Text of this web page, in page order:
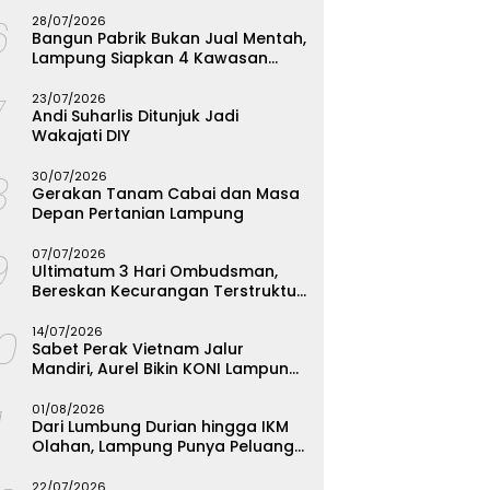
28/07/2026
Bangun Pabrik Bukan Jual Mentah,
Lampung Siapkan 4 Kawasan
23/07/2026
Andi Suharlis Ditunjuk Jadi
Wakajati DIY
30/07/2026
Gerakan Tanam Cabai dan Masa
Depan Pertanian Lampung
07/07/2026
Ultimatum 3 Hari Ombudsman,
Bereskan Kecurangan Terstruktur
Hadapi Hukum
14/07/2026
Sabet Perak Vietnam Jalur
Mandiri, Aurel Bikin KONI Lampung
01/08/2026
Dari Lumbung Durian hingga IKM
Olahan, Lampung Punya Peluang